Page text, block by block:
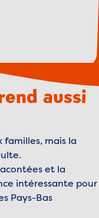
aussi
familles, mais la
et la
intéressante pour
Pays-Bas